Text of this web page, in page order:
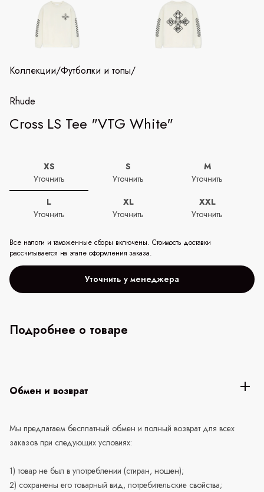
Коллекции/Футболки и топы/
Rhude
Cross LS Tee "VTG White"
XS
Уточнить
S
Уточнить
M
Уточнить
L
Уточнить
XL
Уточнить
XXL
Уточнить
Все налоги и таможенные сборы включены. Стоимость доставки
рассчитывается на этапе оформления заказа.
Уточнить у менеджера
Подробнее о товаре
Обмен и возврат
Мы предлагаем бесплатный обмен и полный возврат для всех
заказов при следующих условиях:
1) товар не был в употреблении (стиран, ношен);
2) сохранены его товарный вид, потребительские свойства;